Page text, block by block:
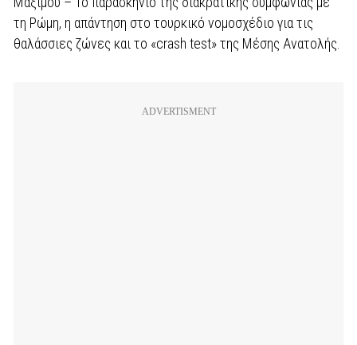
τη Ρώμη, η απάντηση στο τουρκικό νομοσχέδιο για τις
θαλάσσιες ζώνες και το «crash test» της Μέσης Ανατολής.